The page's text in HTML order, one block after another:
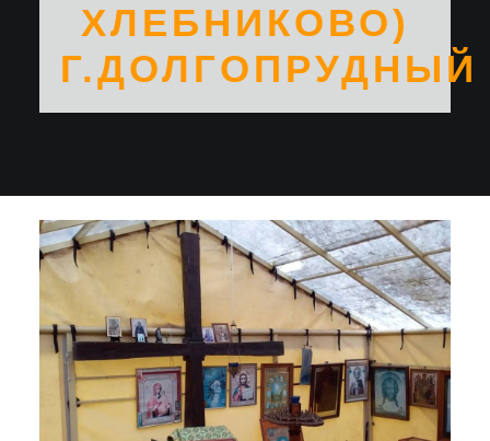
SEARCH
ХЛЕБНИКОВО)
Г.ДОЛГОПРУДНЫЙ